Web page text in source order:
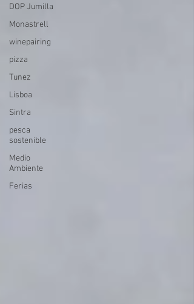
DOP Jumilla
Monastrell
winepairing
pizza
Tunez
Lisboa
Sintra
pesca
sostenible
Medio
Ambiente
Ferias